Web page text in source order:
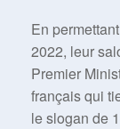
En
2022, leur
Premier
français qui
le slogan de